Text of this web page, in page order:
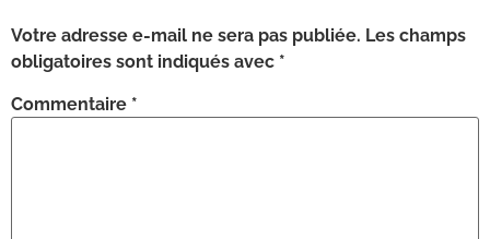
Votre adresse e-mail ne sera pas publiée. Les champs
obligatoires sont indiqués avec *
Commentaire *